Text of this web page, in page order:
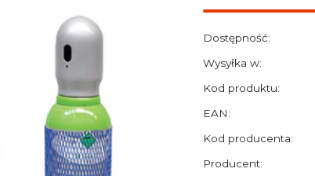
Dostępność:
Wysyłka w:
Kod produktu:
EAN:
Kod producenta:
Producent: